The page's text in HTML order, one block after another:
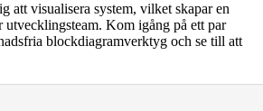
att visualisera system, vilket skapar en
utvecklingsteam. Kom igång på ett par
blockdiagramverktyg och se till att